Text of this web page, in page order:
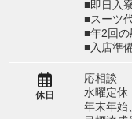
■即日入
■スーツ
■年2回
■入店準
休日
応相談
水曜定休
年末年始